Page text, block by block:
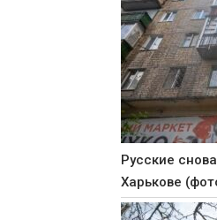
Русские
Харькове